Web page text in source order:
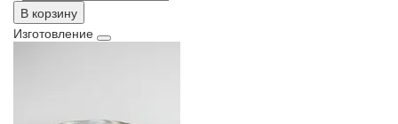
В корзину
Изготовление